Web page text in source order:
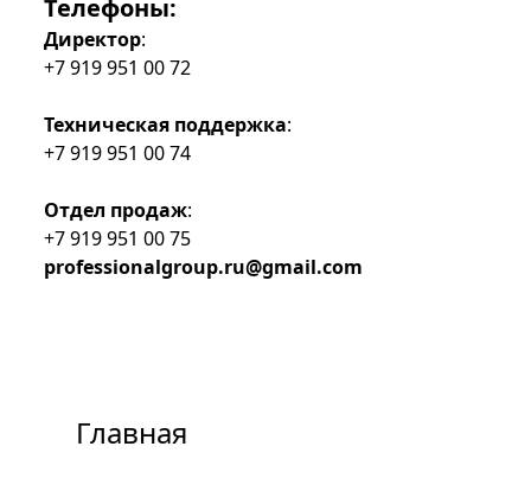
Телефоны:
Директор:
+7 919 951 00 72
Техническая поддержка:
+7 919 951 00 74
Отдел продаж:
+7 919 951 00 75
professionalgroup.ru@gmail.com
Главная